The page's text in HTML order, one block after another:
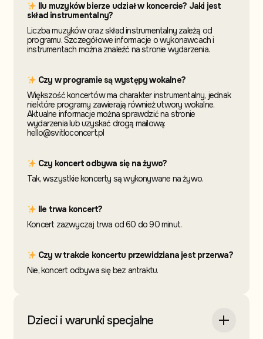
Ilu muzyków bierze udział w koncercie? Jaki jest
skład instrumentalny?
Liczba muzyków oraz skład instrumentalny zależą od
programu. Szczegółowe informacje o wykonawcach i
instrumentach można znaleźć na stronie wydarzenia.
Czy w programie są występy wokalne?
Większość koncertów ma charakter instrumentalny, jednak
niektóre programy zawierają również utwory wokalne.
Aktualne informacje można sprawdzić na stronie
wydarzenia lub uzyskać drogą mailową:
hello@svitloconcert.pl
Czy koncert odbywa się na żywo?
Tak, wszystkie koncerty są wykonywane na żywo.
Ile trwa koncert?
Koncert zazwyczaj trwa od 60 do 90 minut.
Czy w trakcie koncertu przewidziana jest przerwa?
Nie, koncert odbywa się bez antraktu.
Dzieci i warunki specjalne